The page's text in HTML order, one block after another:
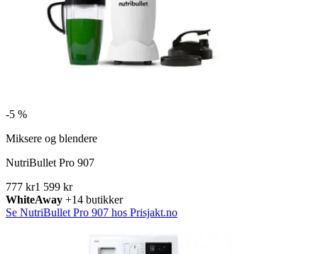
-5 %
Miksere og blendere
NutriBullet Pro 907
777 kr1 599 kr
WhiteAway +14 butikker
Se NutriBullet Pro 907 hos Prisjakt.no